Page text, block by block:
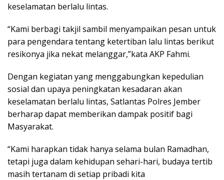
keselamatan berlalu lintas.
“Kami berbagi takjil sambil menyampaikan pesan untuk
para pengendara tentang ketertiban lalu lintas berikut
resikonya jika nekat melanggar,”kata AKP Fahmi.
Dengan kegiatan yang menggabungkan kepedulian
sosial dan upaya peningkatan kesadaran akan
keselamatan berlalu lintas, Satlantas Polres Jember
berharap dapat memberikan dampak positif bagi
Masyarakat.
“Kami harapkan tidak hanya selama bulan Ramadhan,
tetapi juga dalam kehidupan sehari-hari, budaya tertib
masih tertanam di setiap pribadi kita